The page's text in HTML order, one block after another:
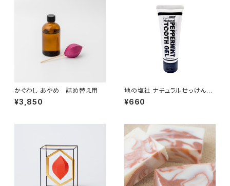
かぐわし あやめ 詰め替え用
¥3,850
地の塩社 ナチュラルせっけんは
みがきジェル 80g
¥660